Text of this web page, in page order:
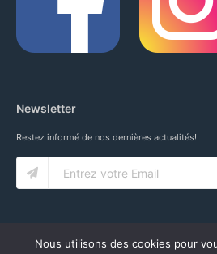
Newsletter
Restez informé de nos dernières actualités!
Nous utilisons des cookies pour